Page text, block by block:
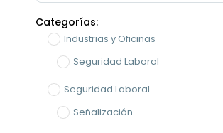
Categorías:
Industrias y Oficinas
Seguridad Laboral
Seguridad Laboral
Señalización